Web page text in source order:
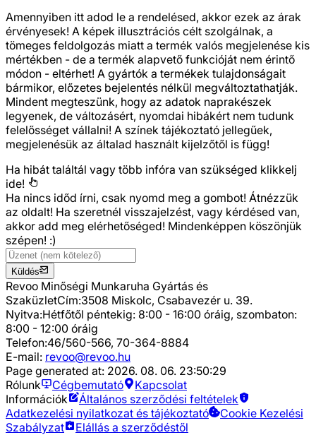
Amennyiben itt adod le a rendelésed, akkor ezek az árak
érvényesek! A képek illusztrációs célt szolgálnak, a
tömeges feldolgozás miatt a termék valós megjelenése kis
mértékben - de a termék alapvető funkcióját nem érintő
módon - eltérhet! A gyártók a termékek tulajdonságait
bármikor, előzetes bejelentés nélkül megváltoztathatják.
Mindent megteszünk, hogy az adatok naprakészek
legyenek, de változásért, nyomdai hibákért nem tudunk
felelősséget vállalni! A színek tájékoztató jellegűek,
megjelenésük az általad használt kijelzőtől is függ!
Ha hibát találtál vagy több infóra van szükséged klikkelj
ide!
Ha nincs időd írni, csak nyomd meg a gombot! Átnézzük
az oldalt! Ha szeretnél visszajelzést, vagy kérdésed van,
akkor add meg elérhetőséged! Mindenképpen köszönjük
szépen! :)
Küldés
Revoo Minőségi Munkaruha Gyártás és
SzaküzletCím:3508 Miskolc, Csabavezér u. 39.
Nyitva:Hétfőtől péntekig: 8:00 - 16:00 óráig, szombaton:
8:00 - 12:00 óráig
Telefon:46/560-566, 70-364-8884
E-mail: revoo@revoo.hu
Page generated at: 2026. 08. 06. 23:50:29
Rólunk
Cégbemutató
Kapcsolat
Információk
Általános szerződési feltételek
Adatkezelési nyilatkozat és tájékoztató
Cookie Kezelési
Szabályzat
Elállás a szerződéstől